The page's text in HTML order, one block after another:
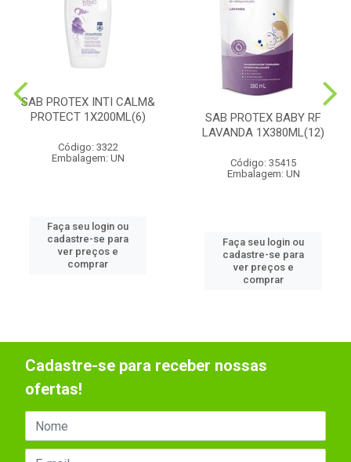
SAB PROTEX INTI CALM&
PROTECT 1X200ML(6)
Código: 3322
Embalagem: UN
Faça seu login ou
cadastre-se para
ver preços e
comprar
SAB PROTEX BABY RF
LAVANDA 1X380ML(12)
Código: 35415
Embalagem: UN
Faça seu login ou
cadastre-se para
ver preços e
comprar
Cadastre-se para receber nossas
ofertas!